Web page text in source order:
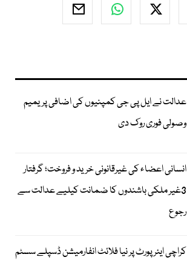
عدالت نے ایل پی جی کمپنیوں کی اضافی پریمیم
وصولی فوری روک دی
انسانی اعضاء کی غیرقانونی خرید و فروخت؛ گرفتار
3غیر ملکی باشندوں کا ضمانت کیلیے عدالت سے
رجوع
کراچی ایئرپورٹ پر نیا فلائٹ انفارمیشن ڈسپلے سسٹم